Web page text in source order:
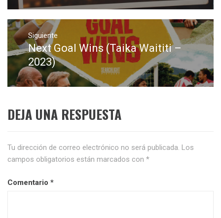
Siguiente
Entrada
siguiente:
Next Goal Wins (Taika Waititi –
2023)
DEJA UNA RESPUESTA
Tu dirección de correo electrónico no será publicada. Los
campos obligatorios están marcados con *
Comentario *